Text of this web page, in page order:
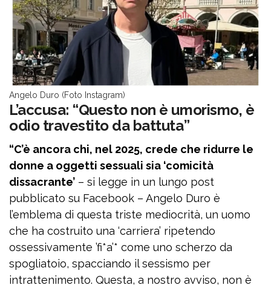
Angelo Duro (Foto Instagram)
L’accusa: “Questo non è umorismo, è
odio travestito da battuta”
“C’è ancora chi, nel 2025, crede che ridurre le
donne a oggetti sessuali sia ‘comicità
dissacrante’ – si legge in un lungo post
pubblicato su Facebook – Angelo Duro è
l’emblema di questa triste mediocrità, un uomo
che ha costruito una ‘carriera’ ripetendo
ossessivamente ’fi*a’* come uno scherzo da
spogliatoio, spacciando il sessismo per
intrattenimento. Questa, a nostro avviso, non è